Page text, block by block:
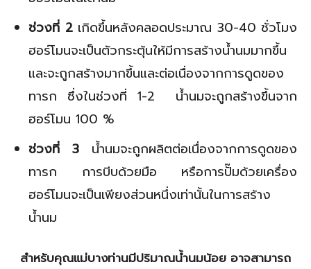
ช่วงที่ 2เกิดขึ้นหลังคลอดประมาณ 30-40 ชั่วโมง
ฮอร์โมนจะเป็นตัวกระตุ้นให้มีการสร้างน้ำนมมากขึ้น
และจะถูกสร้างมากขึ้นและต่อเนื่องจากการดูดของ
ทารก ซึ่งในช่วงที่ 1-2 น้ำนมจะถูกสร้างขึ้นจาก
ฮอร์โมน 100 %
ช่วงที่ 3 น้ำนมจะถูกผลิตต่อเนื่องจากการดูดของ
ทารก การบีบด้วยมือ หรือการปั๊มด้วยเครื่อง
ฮอร์โมนจะเป็นเพียงส่วนหนึ่งเท่านั้นในการสร้าง
น้ำนม
สำหรับคุณแม่บางท่านมีปริมาณน้ำนมน้อย อาจสามารถ